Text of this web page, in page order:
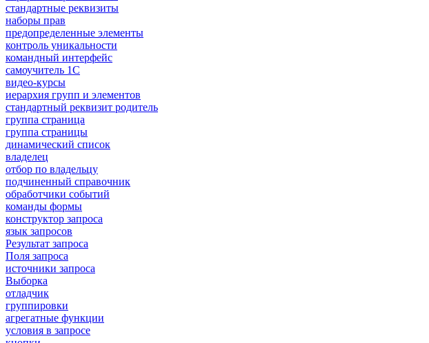
стандартные реквизиты
наборы прав
предопределенные элементы
контроль уникальности
командный интерфейс
самоучитель 1С
видео-курсы
иерархия групп и элементов
стандартный реквизит родитель
группа страница
группа страницы
динамический список
владелец
отбор по владельцу
подчиненный справочник
обработчики событий
команды формы
конструктор запроса
язык запросов
Результат запроса
Поля запроса
источники запроса
Выборка
отладчик
группировки
агрегатные функции
условия в запросе